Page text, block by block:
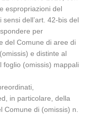
espropriazioni del
dell’art. 42-bis del
per
del Comune di aree di
e distinte al
foglio (omissis) mappali
in particolare, della
Comune di (omissis) n.